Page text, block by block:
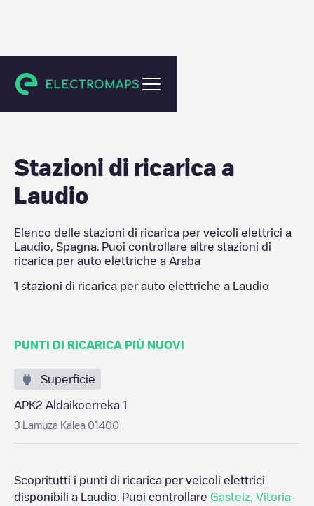
Araba
Stazioni di ricarica a
Laudio
Elenco delle stazioni di ricarica per veicoli elettrici a
Laudio
Spagna . Puoi controllare altre stazioni di
ricarica per auto elettriche a Araba
1 stazioni di ricarica per auto elettriche a Laudio
PUNTI DI RICARICA PIÙ NUOVI
Superficie
APK2 Aldaikoerreka 1
3 Lamuza Kalea 01400
Scopritutti i punti di ricarica per veicoli elettrici
disponibili a
Laudio . Puoi controllare Gasteiz Vitoria-